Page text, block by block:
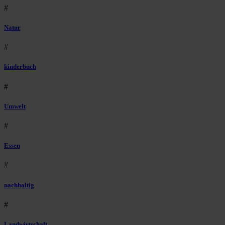
#
Natur
#
kinderbuch
#
Umwelt
#
Essen
#
nachhaltig
#